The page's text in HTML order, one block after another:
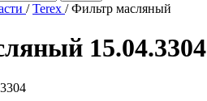
/Terex /Фильтр масляный
15.04.3304